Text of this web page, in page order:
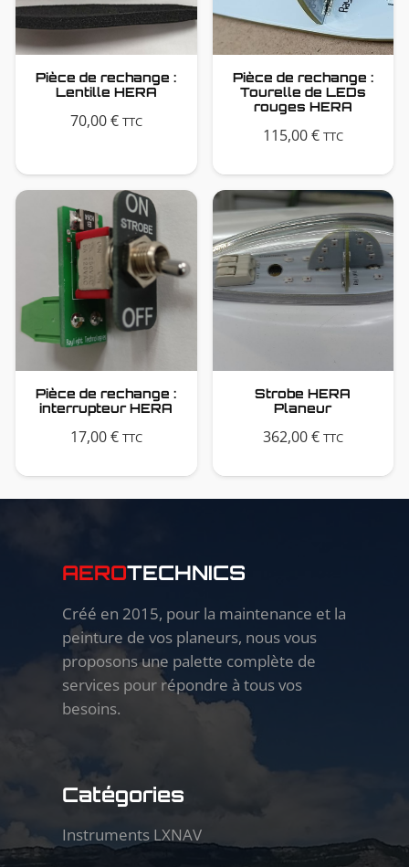
Pièce de rechange :
Lentille HERA
70,00€ TTC
Pièce de rechange :
Tourelle de LEDs
rouges HERA
115,00€ TTC
Pièce de rechange :
interrupteur HERA
17,00€ TTC
Strobe HERA
Planeur
362,00€ TTC
AEROTECHNICS
Créé en 2015, pour la maintenance et la
peinture de vos planeurs, nous vous
proposons une palette complète de
services pour répondre à tous vos
besoins.
Catégories
Instruments LXNAV